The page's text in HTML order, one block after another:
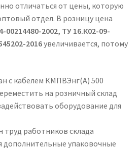
отличаться от цены, которую
отдел. В розницу цена
00214480-2002, ТУ 16.К02-09-
2016увеличивается, потому
с кабелем КМПВЭнг(А) 500
на розничный склад
оборудование для
труд работников склада
дополнительные упаковочные